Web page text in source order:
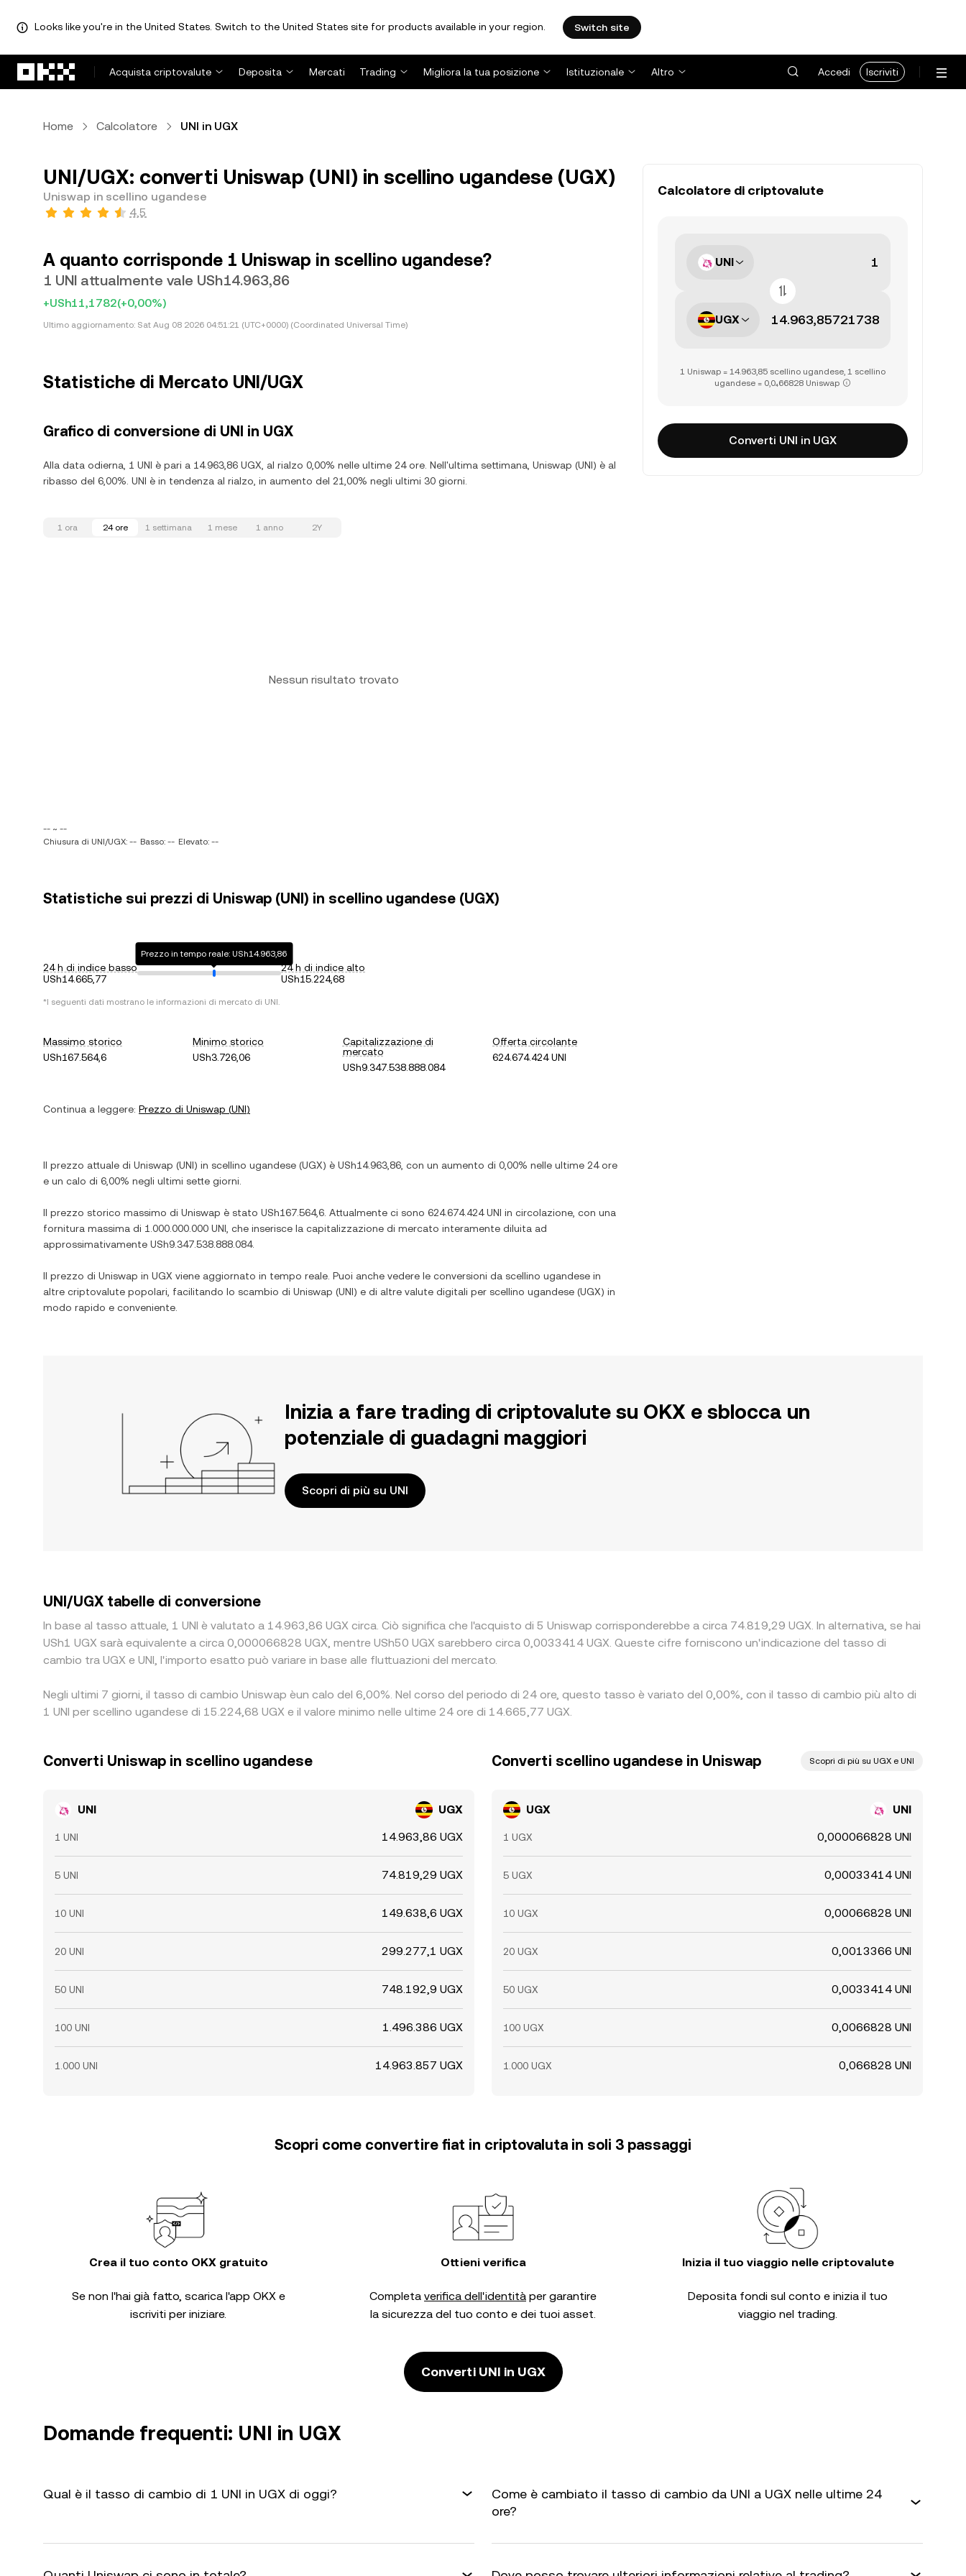
Looks like you're in the United States. Switch to the United States site for products available in your region. Switch site
Acquista criptovalute
Deposita Mercati Trading Migliora la tua posizione Istituzionale Altro Accedi Iscriviti
Home Calcolatore UNI in UGX
UNI/UGX: converti Uniswap (UNI) in scellino ugandese (UGX)
Uniswap in scellino ugandese
4,5
A quanto corrisponde 1 Uniswap in scellino ugandese?
1 UNI attualmente vale USh14.963,86
+USh11,1782(+0,00%)
Ultimo aggiornamento: Sat Aug 08 2026 04:51:21 (UTC+0000) (Coordinated Universal Time)
Statistiche di Mercato UNI/UGX
Grafico di conversione di UNI in UGX
Alla data odierna, 1 UNI è pari a 14.963,86 UGX, al rialzo 0,00% nelle ultime 24 ore. Nell'ultima settimana, Uniswap (UNI) è al
ribasso del 6,00%. UNI è in tendenza al rialzo, in aumento del 21,00% negli ultimi 30 giorni.
1 ora 24 ore 1 settimana 1 mese 1 anno 2Y
Nessun risultato trovato
-- ~ --
Chiusura di UNI/UGX: -- Basso: -- Elevato: --
Statistiche sui prezzi di Uniswap (UNI) in scellino ugandese (UGX)
24 h di indice basso
USh14.665,77
Prezzo in tempo reale: USh14.963,86
24 h di indice alto
USh15.224,68
*I seguenti dati mostrano le informazioni di mercato di UNI.
Massimo storico
USh167.564,6
Minimo storico
USh3.726,06
Capitalizzazione di
mercato
USh9.347.538.888.084
Offerta circolante
624.674.424 UNI
Continua a leggere: Prezzo di Uniswap (UNI)
Il prezzo attuale di Uniswap (UNI) in scellino ugandese (UGX) è USh14.963,86 , con un aumento di 0,00% nelle ultime 24 ore
e un calo di 6,00% negli ultimi sette giorni.
Il prezzo storico massimo di Uniswap è stato USh167.564,6 . Attualmente ci sono 624.674.424 UNI in circolazione, con una
fornitura massima di 1.000.000.000 UNI , che inserisce la capitalizzazione di mercato interamente diluita ad
approssimativamente USh9.347.538.888.084.
Il prezzo di Uniswap in UGX viene aggiornato in tempo reale. Puoi anche vedere le conversioni da scellino ugandese in
altre criptovalute popolari, facilitando lo scambio di Uniswap (UNI) e di altre valute digitali per scellino ugandese (UGX) in
modo rapido e conveniente.
Calcolatore di criptovalute
UNI
UGX
1 Uniswap = 14.963,85 scellino ugandese, 1 scellino
ugandese = 0,0₄66828 Uniswap
Converti UNI in UGX
Inizia a fare trading di criptovalute su OKX e sblocca un
potenziale di guadagni maggiori
Scopri di più su UNI
UNI/UGX tabelle di conversione
In base al tasso attuale, 1 UNI è valutato a 14.963,86 UGX circa. Ciò significa che l'acquisto di 5 Uniswap corrisponderebbe a circa 74.819,29 UGX. In alternativa, se hai
USh1 UGX sarà equivalente a circa 0,000066828 UGX, mentre USh50 UGX sarebbero circa 0,0033414 UGX. Queste cifre forniscono un'indicazione del tasso di
cambio tra UGX e UNI, l'importo esatto può variare in base alle fluttuazioni del mercato.
Negli ultimi 7 giorni, il tasso di cambio Uniswap èun calo del 6,00%. Nel corso del periodo di 24 ore, questo tasso è variato del 0,00%, con il tasso di cambio più alto di
1 UNI per scellino ugandese di 15.224,68 UGX e il valore minimo nelle ultime 24 ore di 14.665,77 UGX.
Converti Uniswap in scellino ugandese
UNI UGX
1 UNI 14.963,86 UGX
5 UNI 74.819,29 UGX
10 UNI 149.638,6 UGX
20 UNI 299.277,1 UGX
50 UNI 748.192,9 UGX
100 UNI 1.496.386 UGX
1.000 UNI 14.963.857 UGX
Converti scellino ugandese in Uniswap Scopri di più su UGX e UNI
UGX UNI
1 UGX 0,000066828 UNI
5 UGX 0,00033414 UNI
10 UGX 0,00066828 UNI
20 UGX 0,0013366 UNI
50 UGX 0,0033414 UNI
100 UGX 0,0066828 UNI
1.000 UGX 0,066828 UNI
Scopri come convertire fiat in criptovaluta in soli 3 passaggi
Crea il tuo conto OKX gratuito
Se non l'hai già fatto, scarica l'app OKX e
iscriviti per iniziare.
Ottieni verifica
Completa verifica dell'identità per garantire
la sicurezza del tuo conto e dei tuoi asset.
Inizia il tuo viaggio nelle criptovalute
Deposita fondi sul conto e inizia il tuo
viaggio nel trading.
Converti UNI in UGX
Domande frequenti: UNI in UGX
Qual è il tasso di cambio di 1 UNI in UGX di oggi?
Come è cambiato il tasso di cambio da UNI a UGX nelle ultime 24
ore?